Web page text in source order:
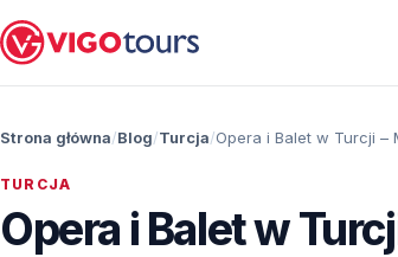
Strona główna Blog Turcja Opera i Balet w Turcji –
TURCJA
Opera i Balet w